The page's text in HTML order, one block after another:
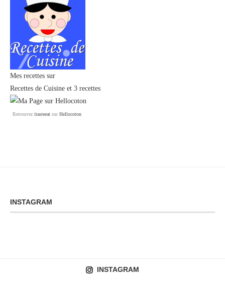
Mes recettes sur
Recettes de Cuisine et 3 recettes
Retrouvez itasteeat surHellocoton
INSTAGRAM
INSTAGRAM